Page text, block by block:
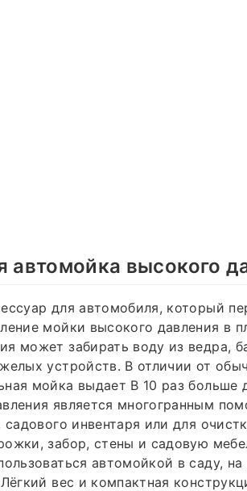
автомойка высокого
для автомобиля, который
мойки высокого давления в
может забирать воду из ведра,
устройств. В отличии от
мойка выдает В 10 раз больше
является многогранным
садового инвентаря или для
забор, стены и садовую
автомойкой в саду,
вес и компактная